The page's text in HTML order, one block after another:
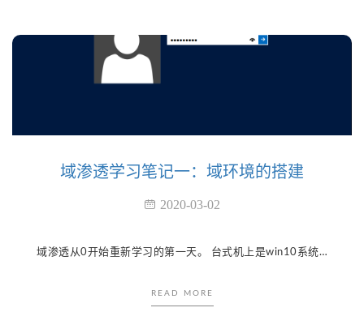
域渗透学习笔记一：域环境的搭建
2020-03-02
域渗透从0开始重新学习的第一天。 台式机上是win10系统，VM里之前已经安装了2008和2012，再添加一台win7，计划用2012当域控，2008跑服务，win7做主要靶跳板。 win7是刚刚装的比较干净的机器，2008上有360，20...
READ MORE